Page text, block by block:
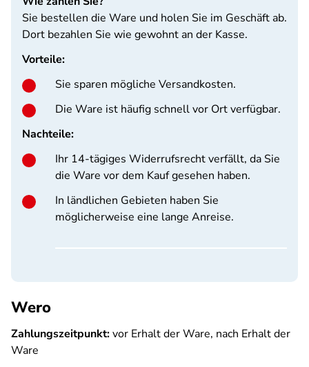
Sie bestellen die Ware und holen Sie im Geschäft ab.
Dort bezahlen Sie wie gewohnt an der Kasse.
Vorteile:
Sie sparen mögliche Versandkosten.
Die Ware ist häufig schnell vor Ort verfügbar.
Nachteile:
Ihr 14-tägiges Widerrufsrecht verfällt, da Sie
die Ware vor dem Kauf gesehen haben.
In ländlichen Gebieten haben Sie
möglicherweise eine lange Anreise.
Wero
Zahlungszeitpunkt:vor Erhalt der Ware, nach Erhalt der
Ware